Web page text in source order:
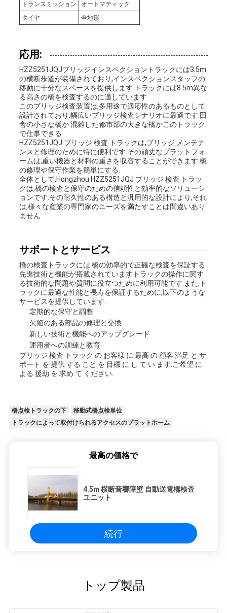
引
用
を
要
求
し
な
さ
い
イ
バ
トランスミッション
オートマティック
タイヤ
全地形
応用:
HZZ5251JQJブリッジインスペクショントラックには3.5m
の横断歩道が装備されており,インスペクションスタッフの
移動に十分なスペースを提供します.トラックには8.5m異な
る高さの橋を検査するのに適しています
このブリッジ検査装置は,多用途で適応性のあるものとして
設計されており,幅広いブリッジ検査シナリオに最適です.田
舎の小さな橋か 混雑した都市部の大きな橋かこのトラック
で仕事できる
HZZ5251JQJ ブリッジ 検査 トラックは,ブリッジ メンテナ
ンスと修理のために特に便利です.その頑丈なプラットフォ
ームは,重い機器と材料の重さを収容することができます.橋
の修理や保守作業を簡単にする.
全体として,Hongzhou HZZ5251JQJ ブリッジ 検査 トラッ
クは,橋の検査と保守のための信頼性と効率的なソリューシ
ョンです.その耐久性のある構造と汎用的な設計により,それ
は,様々な産業の専門家のニーズを満たすことは間違いあり
ません.
サポートとサービス
橋の検査トラックには 橋の効率的で正確な検査を保証する
先進技術と機能が搭載されていますトラックの操作に関す
る技術的な問題や質問に役立つために利用可能です.また,ト
ラックに最適な性能と長寿を保証するために,以下のような
サービスを提供しています.
定期的な保守と調整
欠陥のある部品の修理と交換
新しい技術と機能へのアップグレード
運用者への訓練と教育
ブリッジ 検査 トラック の お客様 に 最高 の 顧客 満足 と サ
ポート を 提供 する こと を 目標 に し て い ます.ご希望 に
よる 援助 を 求め て ください.
橋点検トラックの下
移動式橋点検単位
トラックによって取付けられるアクセスのプラットホーム
最高の価格で
4.5m 横断音響障壁 自動送電橋検査
ユニット
続行
トップ製品